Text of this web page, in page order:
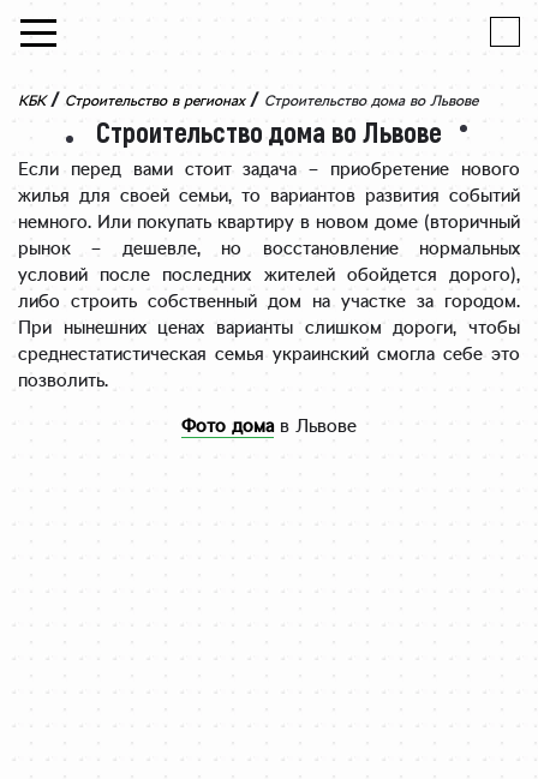
Skip to content
КБК / Строительство в регионах / Строительство дома во Львове
Строительство дома во Львове
Если перед вами стоит задача – приобретение нового
жилья для своей семьи, то вариантов развития событий
немного. Или покупать квартиру в новом доме (вторичный
рынок – дешевле, но восстановление нормальных
условий после последних жителей обойдется дорого),
либо строить собственный дом на участке за городом.
При нынешних ценах варианты слишком дороги, чтобы
среднестатистическая семья украинский смогла себе это
позволить.
Фото домав Львове